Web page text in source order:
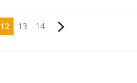
12 13 14